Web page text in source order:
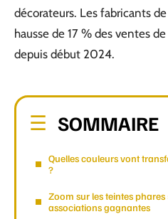
décorateurs. Les fabricants
hausse de 17 % des ventes
depuis début 2024.
SOMMAIRE
Quelles couleurs vont
?
Zoom sur les teintes
associations gagnantes